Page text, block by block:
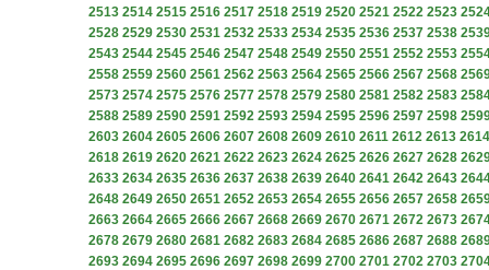
2513 2514 2515 2516 2517 2518 2519 2520 2521 2522 2523
2528 2529 2530 2531 2532 2533 2534 2535 2536 2537 2538
2543 2544 2545 2546 2547 2548 2549 2550 2551 2552 2553
2558 2559 2560 2561 2562 2563 2564 2565 2566 2567 2568
2573 2574 2575 2576 2577 2578 2579 2580 2581 2582 2583
2588 2589 2590 2591 2592 2593 2594 2595 2596 2597 2598
2603 2604 2605 2606 2607 2608 2609 2610 2611 2612 2613 2614
2618 2619 2620 2621 2622 2623 2624 2625 2626 2627 2628
2633 2634 2635 2636 2637 2638 2639 2640 2641 2642 2643
2648 2649 2650 2651 2652 2653 2654 2655 2656 2657 2658
2663 2664 2665 2666 2667 2668 2669 2670 2671 2672 2673
2678 2679 2680 2681 2682 2683 2684 2685 2686 2687 2688
2693 2694 2695 2696 2697 2698 2699 2700 2701 2702 2703